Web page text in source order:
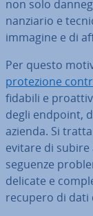
non solo
nan­zia­rio e
immagine e di
Per questo
pro­te­zio­ne
fi­da­bi­li e
degli endpoint,
azienda. Si
evitare di
se­guen­ze
delicate e
recupero di dati